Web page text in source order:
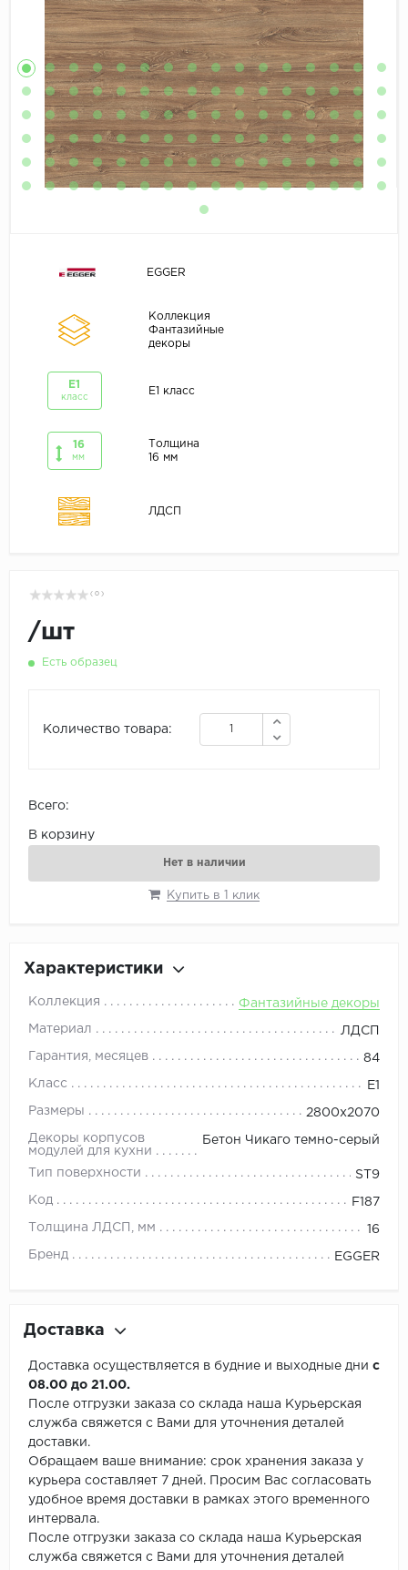
EGGER
Коллекция
Фантазийные
декоры
E1
класс
E1 класс
16
мм
Толщина
16 мм
ЛДСП
( 0 )
/шт
Есть образец
Количество товара:
Всего:
В корзину
Нет в наличии
Купить в 1 клик
Характеристики
Коллекция Фантазийные декоры
Материал ЛДСП
Гарантия, месяцев 84
Класс E1
Размеры 2800x2070
Декоры корпусов
модулей для кухни
Бетон Чикаго темно-серый
Тип поверхности ST9
Код F187
Толщина ЛДСП, мм 16
Бренд EGGER
Доставка
Доставка осуществляется в будние и выходные дни с
08.00 до 21.00.
После отгрузки заказа со склада наша Курьерская
служба свяжется с Вами для уточнения деталей
доставки.
Обращаем ваше внимание: срок хранения заказа у
курьера составляет 7 дней. Просим Вас согласовать
удобное время доставки в рамках этого временного
интервала.
После отгрузки заказа со склада наша Курьерская
служба свяжется с Вами для уточнения деталей